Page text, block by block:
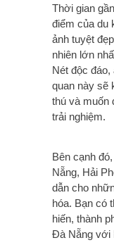
Thời gian
điểm của du
ảnh tuyệt
nhiên lớn
Nét độc
quan này sẽ
thú và muốn
trải nghiệm.
Bên cạnh
Nẵng, Hải
dẫn cho
hóa. Bạn có
hiến, thành
Đà Nẵng với